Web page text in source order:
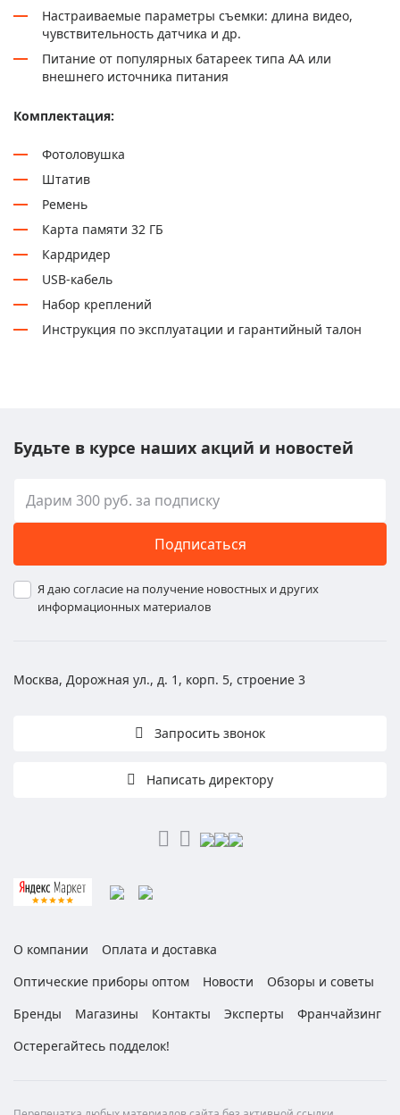
Настраиваемые параметры съемки: длина видео,
чувствительность датчика и др.
Питание от популярных батареек типа АА или
внешнего источника питания
Комплектация:
Фотоловушка
Штатив
Ремень
Карта памяти 32 ГБ
Кардридер
USB-кабель
Набор креплений
Инструкция по эксплуатации и гарантийный талон
Будьте в курсе наших акций и новостей
Подписаться
Я даю согласие на получение новостных и других
информационных материалов
Москва, Дорожная ул., д. 1, корп. 5, строение 3
Запросить звонок
Написать директору
О компании
Оплата и доставка
Оптические приборы оптом
Новости
Обзоры и советы
Бренды
Магазины Контакты Эксперты
Франчайзинг
Остерегайтесь подделок!